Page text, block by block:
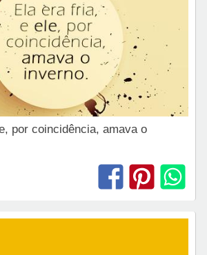
por coincidência, amava o